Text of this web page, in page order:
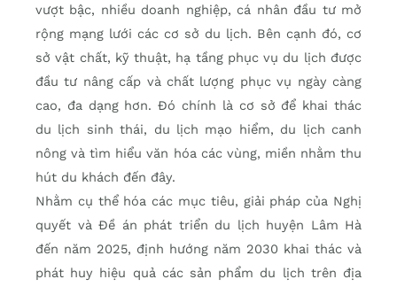
vượt bậc, nhiều doanh nghiệp, cá nhân đầu tư mở
rộng mạng lưới các cơ sở du lịch. Bên cạnh đó, cơ
sở vật chất, kỹ thuật, hạ tầng phục vụ du lịch được
đầu tư nâng cấp và chất lượng phục vụ ngày càng
cao, đa dạng hơn. Đó chính là cơ sở để khai thác
du lịch sinh thái, du lịch mạo hiểm, du lịch canh
nông và tìm hiểu văn hóa các vùng, miền nhằm thu
hút du khách đến đây.
Nhằm cụ thể hóa các mục tiêu, giải pháp của Nghị
quyết và Đề án phát triển du lịch huyện Lâm Hà
đến năm 2025, định hướng năm 2030 khai thác và
phát huy hiệu quả các sản phẩm du lịch trên địa